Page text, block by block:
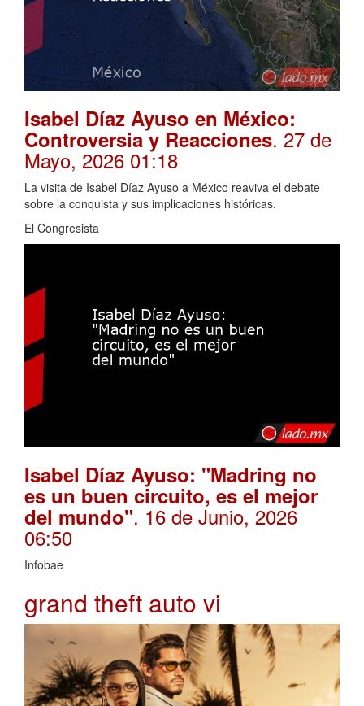
Isabel Díaz Ayuso en México:
Controversia y Reacciones. 27 de
Mayo, 2026 01:18
La visita de Isabel Díaz Ayuso a México reaviva el debate
sobre la conquista y sus implicaciones históricas.
El Congresista
Isabel Díaz Ayuso: "Madring no
es un buen circuito, es el mejor
del mundo". 16 de Junio, 2026
06:50
Infobae
grand theft auto vi